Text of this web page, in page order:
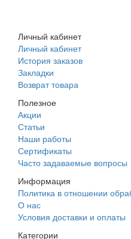
Личный кабинет
Личный кабинет
История заказов
Закладки
Возврат товара
Полезное
Акции
Статьи
Наши работы
Сертификаты
Часто задаваемые вопросы
Информация
Политика в отношении
О нас
Условия доставки и оплаты
Категории